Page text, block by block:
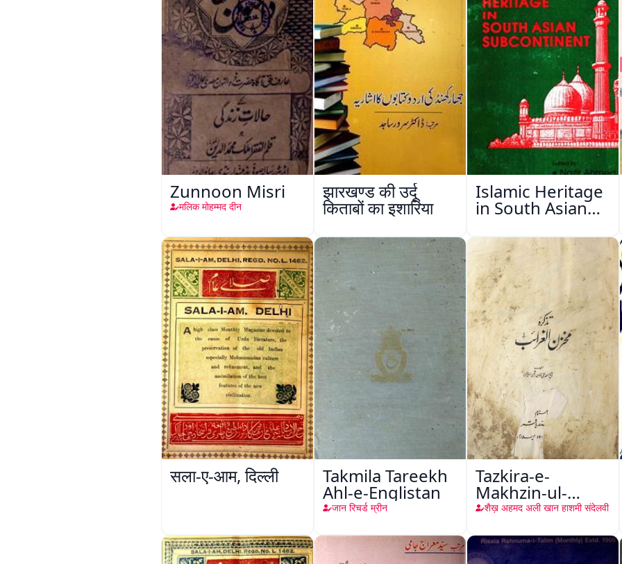
Zunnoon Misri
मलिक मोहम्मद दीन
झारखण्ड की उर्दू
किताबों का इशारिया
Islamic Heritage
in South Asian
सला-ए-आम, दिल्ली Takmila Tareekh
Ahl-e-Englistan
जान रिचर्ड म्रीन
Tazkira-e-
Makhzin-ul-
Gharaib
शैख़ अहमद अली खान हाशमी संदेलवी